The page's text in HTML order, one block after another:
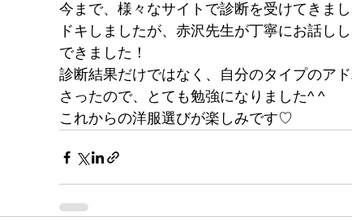
今まで、様々なサイトで診断を受けてきま
ドキしましたが、赤沢先生が丁寧にお話し
できました！
診断結果だけではなく、自分のタイプのア
さったので、とても勉強になりました^ ^
これからの洋服選びが楽しみです♡